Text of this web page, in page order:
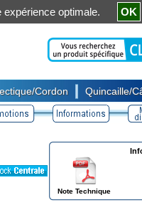
Cordon Quincaille/
Note Technique
expérience optimale. OK